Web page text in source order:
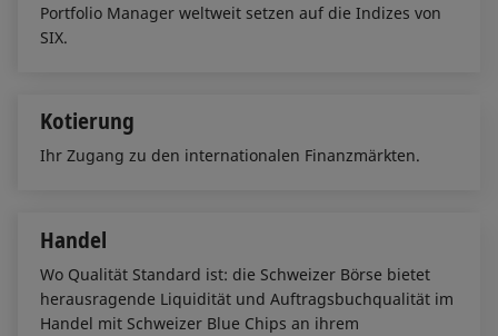
Portfolio Manager weltweit setzen auf die Indizes von
SIX.
Kotierung
Ihr Zugang zu den internationalen Finanzmärkten.
Handel
Wo Qualität Standard ist: die Schweizer Börse bietet
herausragende Liquidität und Auftragsbuchqualität im
Handel mit Schweizer Blue Chips an ihrem